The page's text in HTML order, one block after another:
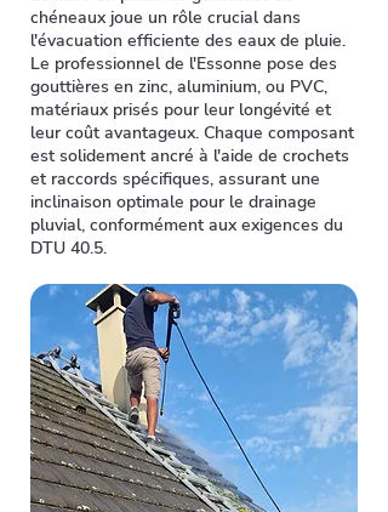
chéneaux joue un rôle crucial dans
l'évacuation efficiente des eaux de pluie.
Le professionnel de l'Essonne pose des
gouttières en zinc, aluminium, ou PVC,
matériaux prisés pour leur longévité et
leur coût avantageux. Chaque composant
est solidement ancré à l'aide de crochets
et raccords spécifiques, assurant une
inclinaison optimale pour le drainage
pluvial, conformément aux exigences du
DTU 40.5.